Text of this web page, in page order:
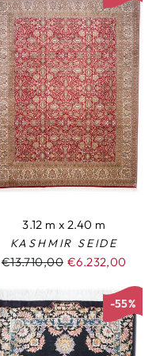
3.12 m x 2.40 m
KASHMIR SEIDE
Normaler
€13.710,00 Sonderpreis
€6.232,00
-55%